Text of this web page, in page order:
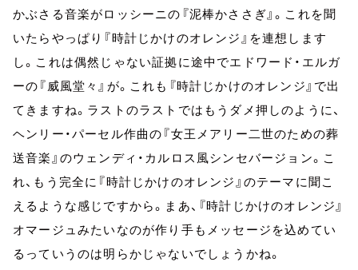
かぶさる音楽がロッシーニの『泥棒かささぎ』。これを聞
いたらやっぱり『時計じかけのオレンジ』を連想します
し。これは偶然じゃない証拠に途中でエドワード・エルガ
ーの『威風堂々』が。これも『時計じかけのオレンジ』で出
てきますね。ラストのラストではもうダメ押しのように、
ヘンリー・パーセル作曲の『女王メアリー二世のための葬
送音楽』のウェンディ・カルロス風シンセバージョン。こ
れ、もう完全に『時計じかけのオレンジ』のテーマに聞こ
えるような感じですから。まあ、『時計じかけのオレンジ』
オマージュみたいなのが作り手もメッセージを込めてい
るっていうのは明らかじゃないでしょうかね。